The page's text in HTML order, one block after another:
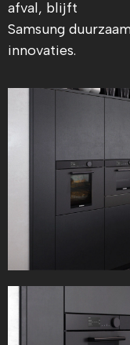
afval, blijft
Samsung
innovaties.